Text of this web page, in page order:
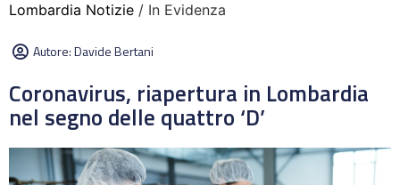
Lombardia Notizie / In Evidenza
Autore:Davide Bertani
Coronavirus, riapertura in Lombardia
nel segno delle quattro ‘D’